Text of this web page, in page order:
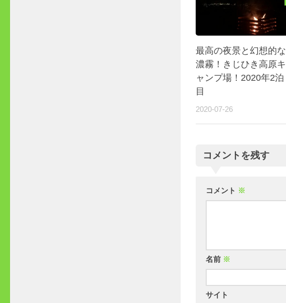
最高の夜景と幻想的な
濃霧！きじひき高原キ
ャンプ場！2020年2泊
目
2020-07-26
コメントを残す
コメント ※
名前 ※
サイト